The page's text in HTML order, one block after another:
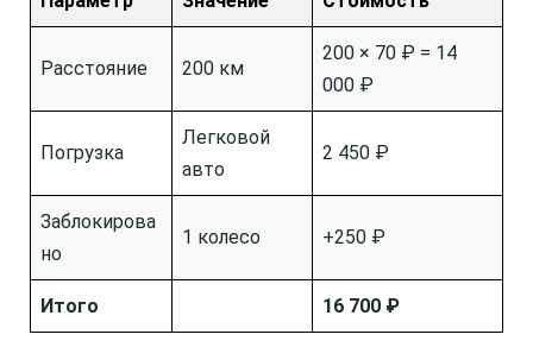
Расстояние 200 км
200 × 70 ₽ = 14
000 ₽
Погрузка
Легковой
авто
2 450 ₽
Заблокирова
но
1 колесо +250 ₽
Итого 16 700 ₽